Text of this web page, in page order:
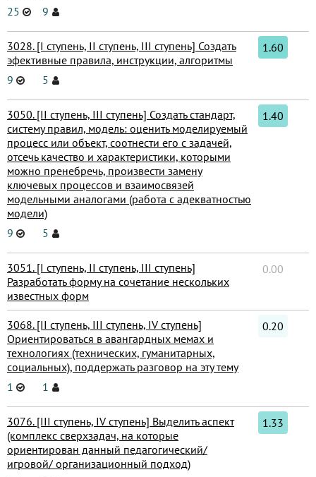
25
9
3028. [I ступень, II ступень, III ступень] Создать
эфективные правила, инструкции, алгоритмы
9
5
1.60
3050. [II ступень, III ступень] Создать стандарт,
систему правил, модель: оценить моделируемый
процесс или объект, соотнести его с задачей,
отсечь качество и характеристики, которыми
можно пренебречь, произвести замену
ключевых процессов и взаимосвязей
модельными аналогами (работа с адекватностью
модели)
9
5
1.40
3051. [I ступень, II ступень, III ступень]
Разработать форму на сочетание нескольких
известных форм
0.00
3068. [II ступень, III ступень, IV ступень]
Ориентироваться в авангардных мемах и
технологиях (технических, гуманитарных,
социальных), поддержать разговор на эту тему
1
1
0.20
3076. [III ступень, IV ступень] Выделить аспект
(комплекс сверхзадач, на которые
ориентирован данный педагогический/
игровой/ организационный подход)
1.33